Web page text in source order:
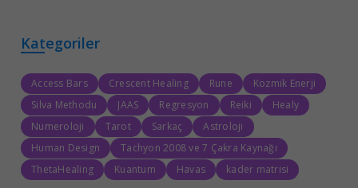
Kategoriler
Access Bars Crescent Healing Rune
Kozmik Enerji
Silva Methodu
JAAS Regresyon Reiki
Healy
Numeroloji
Tarot Sarkaç
Astroloji
Human Design
Tachyon 2008 ve 7 Çakra Kaynağı
ThetaHealing
Kuantum Havas kader matrisi